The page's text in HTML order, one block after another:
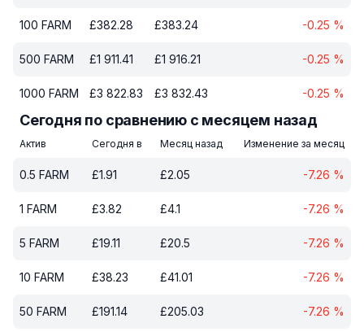
100 FARM £382.28 £383.24 -0.25 %
500 FARM £1 911.41 £1 916.21 -0.25 %
1000 FARM £3 822.83 £3 832.43 -0.25 %
Сегодня по сравнению с месяцем назад
Актив Сегодня в Месяц назад Изменение за месяц
0.5 FARM £1.91 £2.05 -7.26 %
1 FARM £3.82 £4.1 -7.26 %
5 FARM £19.11 £20.5 -7.26 %
10 FARM £38.23 £41.01 -7.26 %
50 FARM £191.14 £205.03 -7.26 %